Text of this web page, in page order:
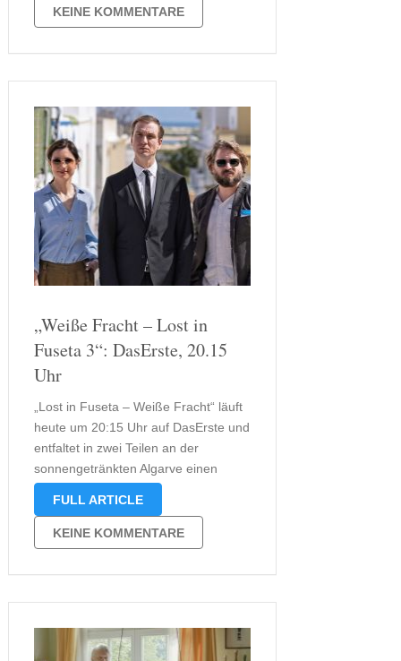
die unbequemen Zwischenräume von
Paarbeziehungen, in peinliche
Wahrheiten und scharfe
KEINE KOMMENTARE
„Weiße Fracht – Lost in
Fuseta 3“: DasErste, 20.15
Uhr
„Lost in Fuseta – Weiße Fracht“ läuft
heute um 20:15 Uhr auf DasErste und
entfaltet in zwei Teilen an der
sonnengetränkten Algarve einen
Krimi, der kaltblütige Morde,
organisierten Drogenplan zu einer
dichten Erzählung verbindet. Die
wachsgetränkte Feder im Auge einer
FULL ARTICLE
KEINE KOMMENTARE